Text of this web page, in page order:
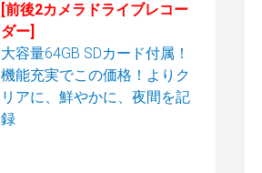
[前後2カメラドライブレコー
ダー]
大容量64GB SDカード付属！
機能充実でこの価格！よりク
リアに、鮮やかに、夜間を記
録